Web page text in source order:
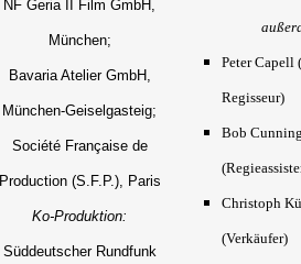
NF Geria II Film GmbH,
München;
Bavaria Atelier GmbH,
München-Geiselgasteig;
Société Française de
Production (S.F.P.), Paris
Ko-Produktion:
Süddeutscher Rundfunk
Peter Capell
Regisseur)
Bob
Christoph
(Verkäufer)